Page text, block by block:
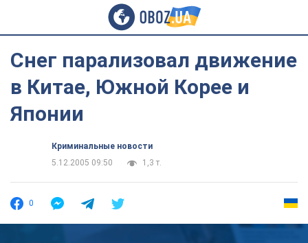
Снег парализовал движение
в Китае, Южной Корее и
Японии
Криминальные новости
5.12.2005 09:50
1,3 т.
0